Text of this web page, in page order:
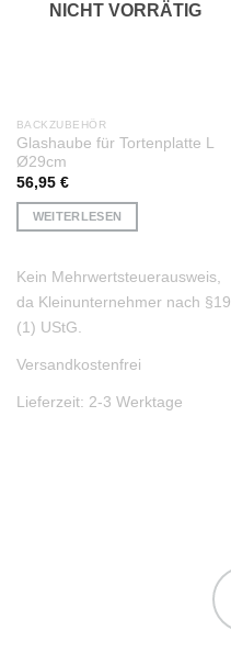
NICHT VORRÄTIG
BACKZUBEHÖR
Glashaube für Tortenplatte L
Ø29cm
56,95 €
WEITERLESEN
Kein Mehrwertsteuerausweis,
da Kleinunternehmer nach §19
(1) UStG.
Versandkostenfrei
Lieferzeit: 2-3 Werktage